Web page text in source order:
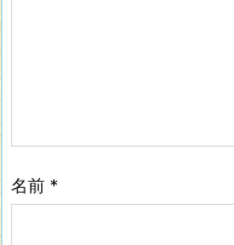
名前 *